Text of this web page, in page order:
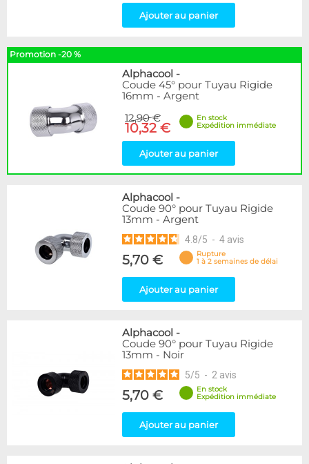
Ajouter au panier
Promotion -20 %
Alphacool -
Coude 45° pour Tuyau Rigide
16mm - Argent
12,90 €
10,32 €
En stock
Expédition immédiate
Ajouter au panier
Alphacool -
Coude 90° pour Tuyau Rigide
13mm - Argent
4.8/5 - 4 avis
5,70 €
Rupture
1 à 2 semaines de délai
Ajouter au panier
Alphacool -
Coude 90° pour Tuyau Rigide
13mm - Noir
5/5 - 2 avis
5,70 €
En stock
Expédition immédiate
Ajouter au panier